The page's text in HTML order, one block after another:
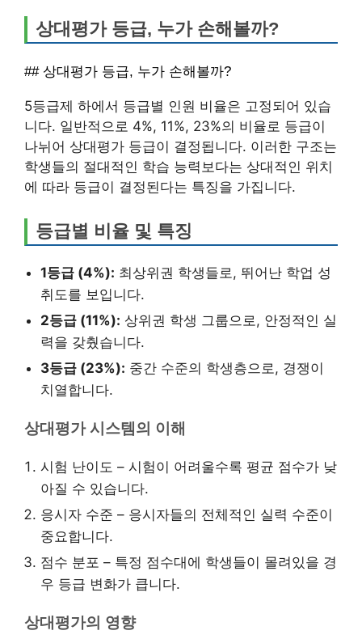
상대평가 등급, 누가 손해볼까?
## 상대평가 등급, 누가 손해볼까?
5등급제 하에서 등급별 인원 비율은 고정되어 있습
니다. 일반적으로 4%, 11%, 23%의 비율로 등급이
나뉘어 상대평가 등급이 결정됩니다. 이러한 구조는
학생들의 절대적인 학습 능력보다는 상대적인 위치
에 따라 등급이 결정된다는 특징을 가집니다.
등급별 비율 및 특징
1등급 (4%): 최상위권 학생들로, 뛰어난 학업 성
취도를 보입니다.
2등급 (11%): 상위권 학생 그룹으로, 안정적인 실
력을 갖췄습니다.
3등급 (23%): 중간 수준의 학생층으로, 경쟁이
치열합니다.
상대평가 시스템의 이해
시험 난이도 – 시험이 어려울수록 평균 점수가 낮
아질 수 있습니다.
응시자 수준 – 응시자들의 전체적인 실력 수준이
중요합니다.
점수 분포 – 특정 점수대에 학생들이 몰려있을 경
우 등급 변화가 큽니다.
상대평가의 영향